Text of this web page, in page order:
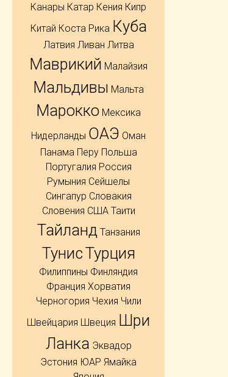
Канары Катар Кения Кипр
Китай Коста Рика Куба
Латвия Ливан Литва
Маврикий Малайзия
Мальдивы Мальта
Марокко Мексика
Нидерланды ОАЭ Оман
Панама Перу Польша
Португалия Россия
Румыния Сейшелы
Сингапур Словакия
Словения США Таити
Тайланд Танзания
ТунисТурция
Филиппины Финляндия
Франция Хорватия
Черногория Чехия Чили
Швейцария Швеция Шри
Ланка Эквадор
Эстония ЮАР Ямайка